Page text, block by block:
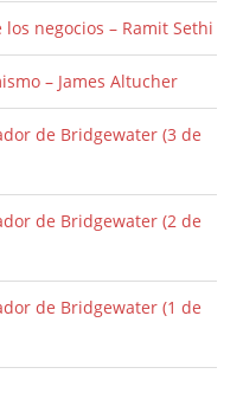
negocios – Ramit Sethi
– James Altucher
de Bridgewater (3 de
de Bridgewater (2 de
de Bridgewater (1 de